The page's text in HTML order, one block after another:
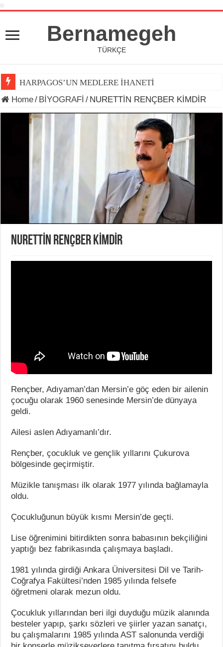
Bernamegeh
TÜRKÇE
HARPAGOS’UN MEDLERE İHANETİ
Home/ BİYOGRAFİ / NURETTİN RENÇBER KİMDİR
NURETTİN RENÇBER KİMDİR
Rençber, Adıyaman’dan Mersin’e göç eden bir ailenin
çocuğu olarak 1960 senesinde Mersin’de dünyaya
geldi.
Ailesi aslen Adıyamanlı’dır.
Rençber, çocukluk ve gençlik yıllarını Çukurova
bölgesinde geçirmiştir.
Müzikle tanışması ilk olarak 1977 yılında bağlamayla
oldu.
Çocukluğunun büyük kısmı Mersin’de geçti.
Lise öğrenimini bitirdikten sonra babasının bekçiliğini
yaptığı bez fabrikasında çalışmaya başladı.
1981 yılında girdiği Ankara Üniversitesi Dil ve Tarih-
Coğrafya Fakültesi’nden 1985 yılında felsefe
öğretmeni olarak mezun oldu.
Çocukluk yıllarından beri ilgi duyduğu müzik alanında
besteler yapıp, şarkı sözleri ve şiirler yazan sanatçı,
bu çalışmalarını 1985 yılında AST salonunda verdiği